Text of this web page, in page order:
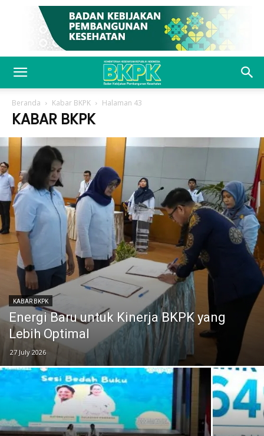
Beranda Kabar BKPK Halaman 43
KABAR BKPK
KABAR BKPK
Energi Baru untuk Kinerja BKPK yang
Lebih Optimal
27 July 2026